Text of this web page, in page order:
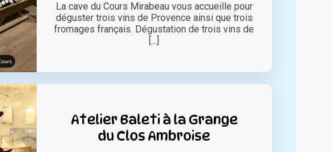
La cave du Cours Mirabeau vous accueille pour
déguster trois vins de Provence ainsi que trois
fromages français. Dégustation de trois vins de
[...]
Atelier Baleti à la Grange
du Clos Ambroise